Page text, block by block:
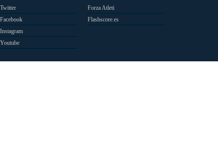
Twitter
Facebook
Instagram
Youtube
Forza Atleti
Flashscore.es